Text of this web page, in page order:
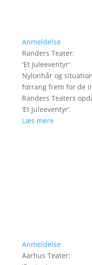
Anmeldelse
Randers Teater:
'Et Juleeventyr'
Nylonhår og
forrang frem for de
Randers Teaters
’Et Juleeventyr’.
Læs mere
Anmeldelse
Aarhus Teater: